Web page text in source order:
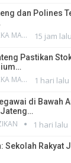
dan Polines
NANDA RIZKA MAHENDRA 15 jam lalu
Pastikan
NANDA RIZKA MAHENDRA 1 hari lalu
di Bawah
1 hari lalu
Sekolah Rakyat